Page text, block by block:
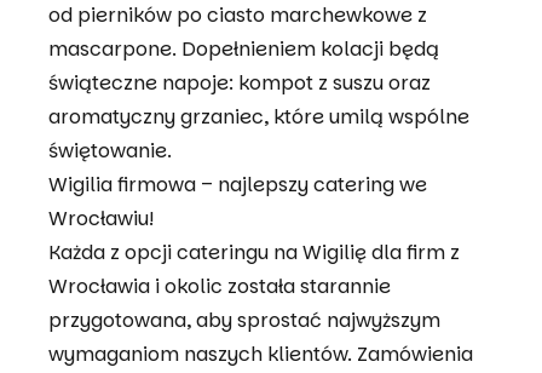
od pierników po ciasto marchewkowe z
mascarpone. Dopełnieniem kolacji będą
świąteczne napoje: kompot z suszu oraz
aromatyczny grzaniec, które umilą wspólne
świętowanie.
Wigilia firmowa – najlepszy catering we
Wrocławiu!
Każda z opcji cateringu na Wigilię dla firm z
Wrocławia i okolic została starannie
przygotowana, aby sprostać najwyższym
wymaganiom naszych klientów. Zamówienia